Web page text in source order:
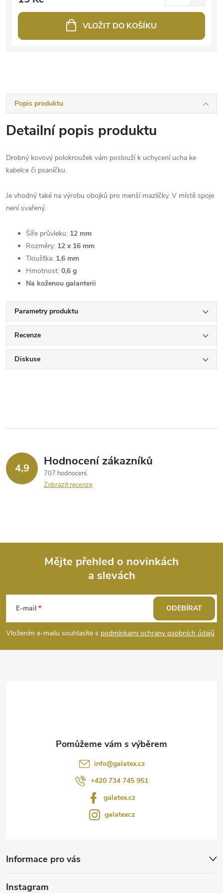
VLOŽIT DO KOŠÍKU
Popis produktu
Detailní popis produktu
Drobný kovový polokroužek vám poslouží k uchycení ucha ke
kabelce či psaníčku.
Je vhodný také na výrobu obojků pro menší mazlíčky. V místě spoje
není svařený.
Šíře průvleku: 12 mm
Rozměry: 12 x 16 mm
Tloušťka: 1,6 mm
Hmotnost: 0,6 g
Na koženou galanterii
Parametry produktu
Recenze
Diskuse
4,9 Hodnocení zákazníků
707 hodnocení
Zobrazit recenze
p
a
Mějte přehled o novinkách
a slevách
E-mail
Vložením e-mailu souhlasíte s podmínkami ochrany osobních údajů
ODEBÍRAT
info@galatex.cz
+420 734 745 951
galatex.cz
galatexcz
Informace pro vás
Instagram